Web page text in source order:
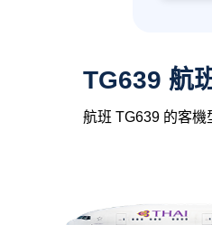
TG639 航
航班 TG639 的客機